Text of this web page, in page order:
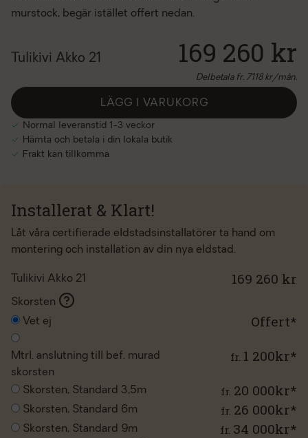
murstock, begär istället offert nedan.
Tulikivi Akko 21 169 260 kr
Delbetala fr. 7118kr/mån.
Normal leveranstid 1-3 veckor
Hämta och betala i din lokala butik
Frakt kan tillkomma
LÄGG I VARUKORG
Installerat & Klart!
Låt våra certifierade eldstadsinstallatörer ta hand om
montering och installation av din nya eldstad.
Tulikivi Akko 21 169 260 kr
Skorsten
Vet ej
Offert*
Mtrl. anslutning till bef. murad
skorsten
fr. 1 200kr*
Skorsten, Standard 3,5m fr. 20 000kr*
Skorsten, Standard 6m fr. 26 000kr*
Skorsten, Standard 9m fr. 34 000kr*